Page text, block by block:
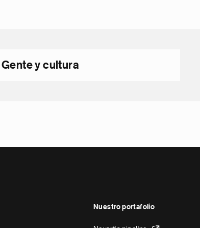
Gente y cultura
Nuestro portafolio